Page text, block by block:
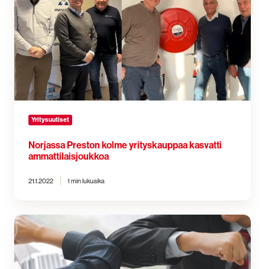
yrityskauppaa
kasvatti
ammattilaisjoukkoa
Yritysuutiset
Norjassa Preston kolme yrityskauppaa kasvatti
ammattilaisjoukkoa
21.1.2022 1 min lukuaika
Presto
vahvisti
asemaansa
Suomen